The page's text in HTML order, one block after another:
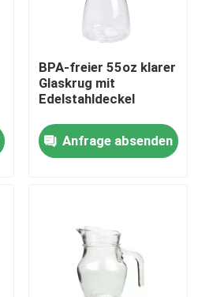
BPA-freier 55oz klarer
Glaskrug mit
Edelstahldeckel
Anfrage absenden